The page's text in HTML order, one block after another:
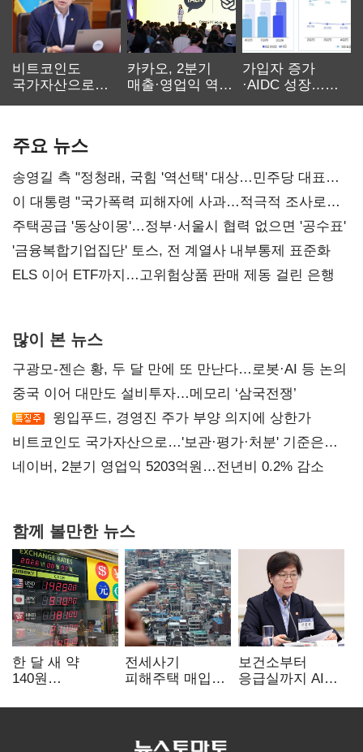
비트코인도
국가자산으로…'
카카오, 2분기
매출·영업익 역대
가입자 증가
·AIDC 성장…
주요 뉴스
송영길 측 "정청래, 국힘 '역선택' 대상…민주당 대표로
총선 지휘 못해"
이 대통령 "국가폭력 피해자에 사과…적극적 조사로
진실 밝혀야"
주택공급 '동상이몽'…정부·서울시 협력 없으면 '공수표'
'금융복합기업집단' 토스, 전 계열사 내부통제 표준화
ELS 이어 ETF까지…고위험상품 판매 제동 걸린 은행
많이 본 뉴스
구광모-젠슨 황, 두 달 만에 또 만난다…로봇·AI 등 논의
중국 이어 대만도 설비투자…메모리 ‘삼국전쟁’
윙입푸드, 경영진 주가 부양 의지에 상한가
비트코인도 국가자산으로…'보관·평가·처분' 기준은
숙제
네이버, 2분기 영업익 5203억원…전년비 0.2% 감소
함께 볼만한 뉴스
한 달 새 약
140원
엔저'에 원화
전세사기
피해주택 매입
누적 피해자
보건소부터
응급실까지 AI
혁신 본격화